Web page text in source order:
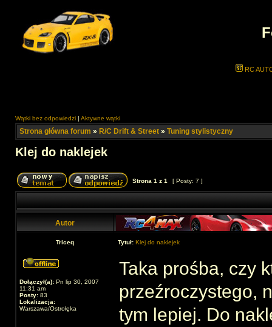
RC
Wątki bez odpowiedzi | Aktywne wątki
Strona główna forum » R/C Drift & Street » Tuning stylistyczny
Klej do naklejek
Strona 1 z 1 [ Posty: 7 ]
Autor
Triceq Tytuł: Klej do naklejek
Dołączył(a): Pn lip 30, 2007
11:31 am
Posty: 83
Lokalizacja:
Warszawa/Ostrołęka
Taka prośba, czy
przeźroczystego,
tym lepiej. Do